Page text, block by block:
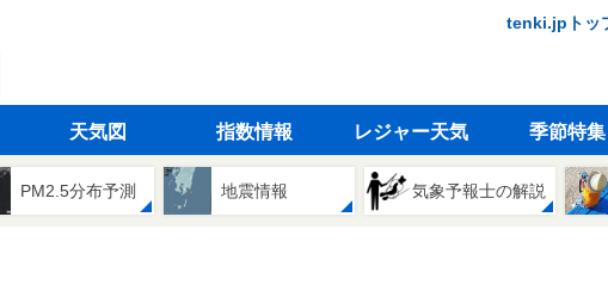
tenki.jpトッ
天気図 指数情報 レジャー天気 季節特集
PM2.5分布予測 地震情報 気象予報士の解説